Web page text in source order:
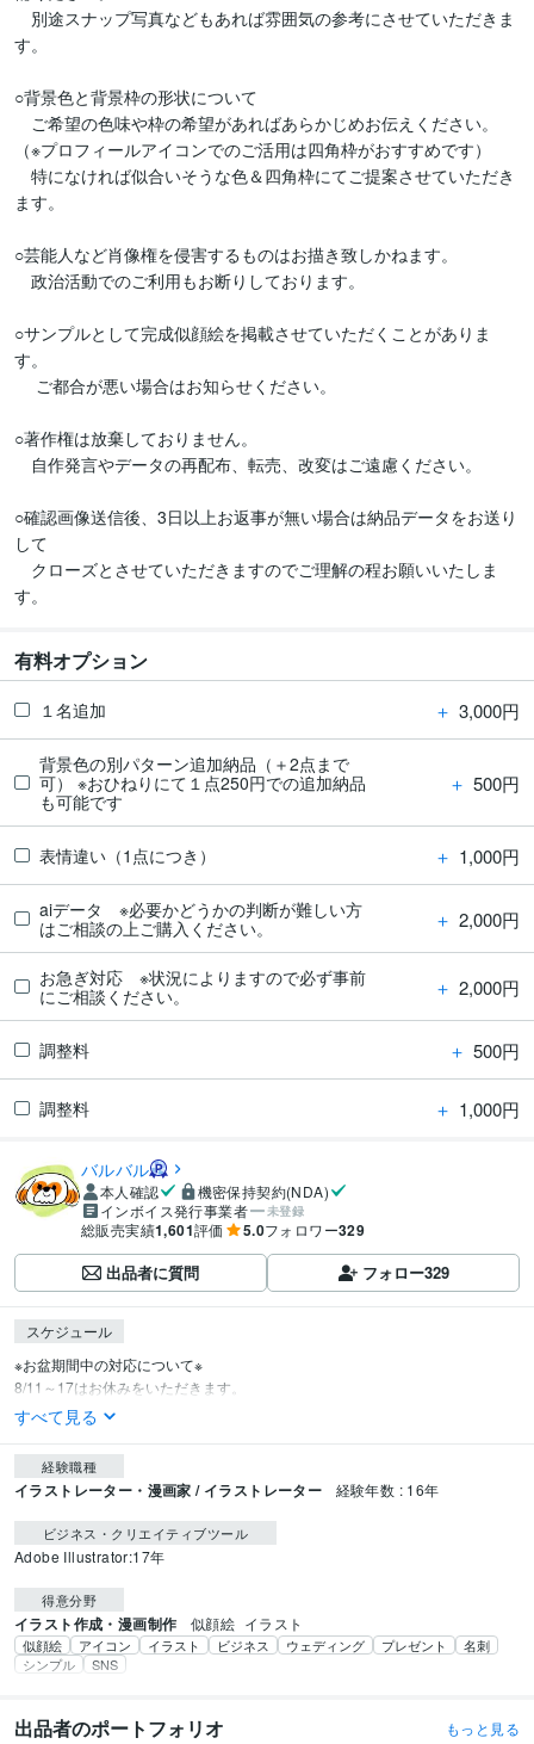
別途スナップ写真などもあれば雰囲気の参考にさせていただきま
す。
○背景色と背景枠の形状について
ご希望の色味や枠の希望があればあらかじめお伝えください。
（※プロフィールアイコンでのご活用は四角枠がおすすめです）
特になければ似合いそうな色＆四角枠にてご提案させていただき
ます。
○芸能人など肖像権を侵害するものはお描き致しかねます。
政治活動でのご利用もお断りしております。
○サンプルとして完成似顔絵を掲載させていただくことがありま
す。
○著作権は放棄しておりません。
自作発言やデータの再配布、転売、改変はご遠慮ください。
○確認画像送信後、3日以上お返事が無い場合は納品データをお送り
して
クローズとさせていただきますのでご理解の程お願いいたしま
す。
有料オプション
１名追加 ＋ 3,000円
背景色の別パターン追加納品（＋2点まで
可） ※おひねりにて１点250円での追加納品
も可能です
＋ 500円
表情違い（1点につき） ＋ 1,000円
aiデータ ※必要かどうかの判断が難しい方
はご相談の上ご購入ください。
＋ 2,000円
お急ぎ対応 ※状況によりますので必ず事前
にご相談ください。
＋ 2,000円
調整料 ＋ 500円
調整料 ＋ 1,000円
バルバル
本人確認
機密保持契約(NDA)
インボイス発行事業者
未登録
総販売実績1,601評価 5.0フォロワー329
出品者に質問 フォロー329
スケジュール
※お盆期間中の対応について※
8/11～17はお休みをいただきます。
すべて見る
経験職種
イラストレーター・漫画家 / イラストレーター 経験年数 : 16年
ビジネス・クリエイティブツール
Adobe Illustrator:17年
得意分野
イラスト作成・漫画制作 似顔絵 イラスト
似顔絵 アイコン イラスト ビジネス ウェディング プレゼント
名刺
シンプル
SNS
出品者のポートフォリオ もっと見る